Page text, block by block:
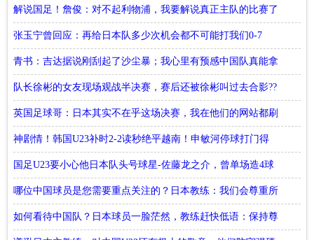
他
解说国足！詹俊：对不起利物浦，我要解说真正主队的比赛了
张玉宁曾回应：再给日本队多少次机会都不可能打我们0-7
青书：吉达据说刚刮起了沙尘暴；我心里有预感中国队真能拿
下
队长徐彬的女友现场观战半决赛，赛后还被徐彬叫过去合影??
英国足球哥：日本其实不在乎这场决赛，我在他们的网站都刷
不到
神剧情！韩国U23补时2-2读秒绝平越南！申敏河停球打门得
手！
国足U23要小心他日本队头号球星-佐藤龙之介，曾单场造4球
哪位中国球员是您需要重点关注的？日本教练：我们会尊重所
有的球员
如何看待中国队？日本球员一脸茫然，教练赶快低语：保持尊